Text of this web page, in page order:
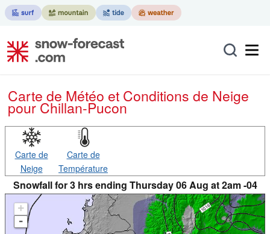
Carte de Météo et Conditions de Neige
pour Chillan-Pucon
Carte de
Neige
Carte de
Température
Snowfall for 3 hrs ending Thursday 06 Aug at 2am -04
+
-